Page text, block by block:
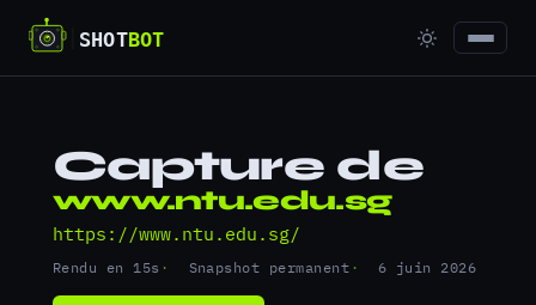
Capture de
www.ntu.edu.sg
https://www.ntu.edu.sg/
Rendu en 15s Snapshot permanent 6 juin 2026